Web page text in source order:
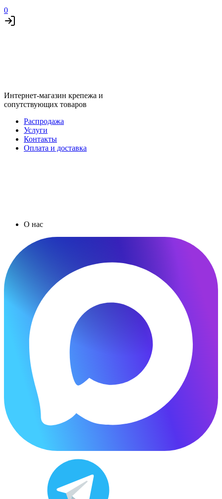
0
Интернет-магазин крепежа и
сопутствующих товаров
Распродажа
Услуги
Контакты
Оплата и доставка
О нас